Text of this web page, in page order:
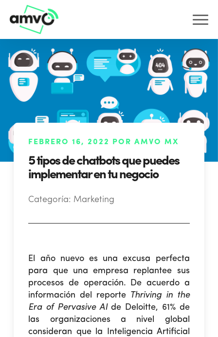
FEBRERO 16, 2022 POR AMVO MX
5 tipos de chatbots que puedes
implementar en tu negocio
Categoría: Marketing
El año nuevo es una excusa perfecta
para que una empresa replantee sus
procesos de operación. De acuerdo a
información del reporte
Thriving in the
Era of Pervasive AIde Deloitte, 61% de
las organizaciones a nivel global
consideran que la Inteligencia Artificial